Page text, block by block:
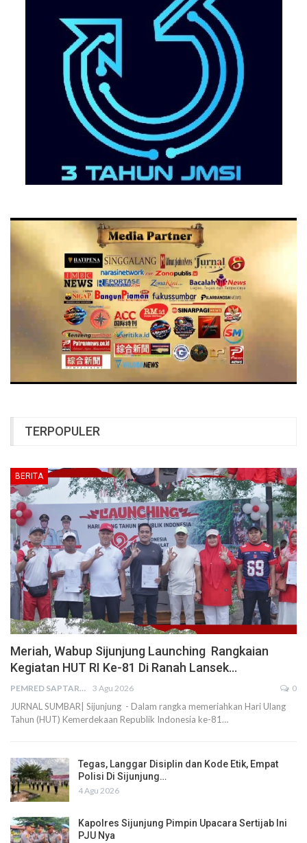
TERPOPULER
BERITA
Meriah, Wabup Sijunjung Launching Rangkaian
Kegiatan HUT RI Ke-81 Di Ranah Lansek…
PEMRED SAPTARIUS 3 Agu 2026 0
JURNAL SUMBAR| Sijunjung - Dalam rangka memeriahkan Hari Ulang
Tahun (HUT) Kemerdekaan Republik Indonesia ke-81…
Tegas, Langgar Disiplin dan Kode Etik, Empat
Polisi Di Sijunjung…
4 Agu 2026
Kapolres Sijunjung Pimpin Upacara Sertijab Ini
PJU Nya